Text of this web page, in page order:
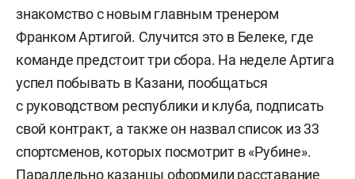
знакомство с новым главным тренером
Франком Артигой. Случится это в Белеке, где
команде предстоит три сбора. На неделе Артига
успел побывать в Казани, пообщаться
с руководством республики и клуба, подписать
свой контракт, а также он назвал список из 33
спортсменов, которых посмотрит в «Рубине».
Параллельно казанцы оформили расставание